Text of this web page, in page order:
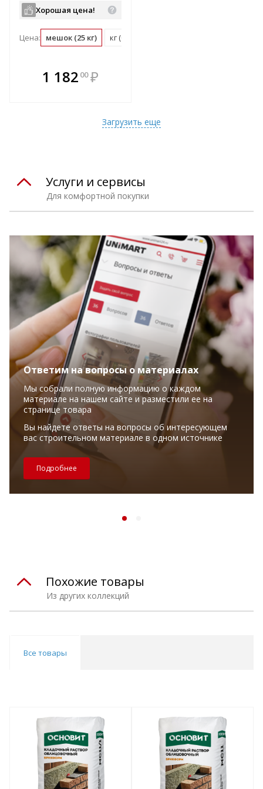
Хорошая цена!
Цена: мешок (25 кг) кг (0.04 мешок)
1 182 00 ₽
Загрузить еще
Для комфортной покупки
Услуги и сервисы
Ответим на вопросы о материалах
Мы собрали полную информацию о каждом
материале на нашем сайте и разместили ее на
странице товара
Вы найдете ответы на вопросы об интересующем
вас строительном материале в одном источнике
Подробнее
Из других коллекций
Похожие товары
Все товары